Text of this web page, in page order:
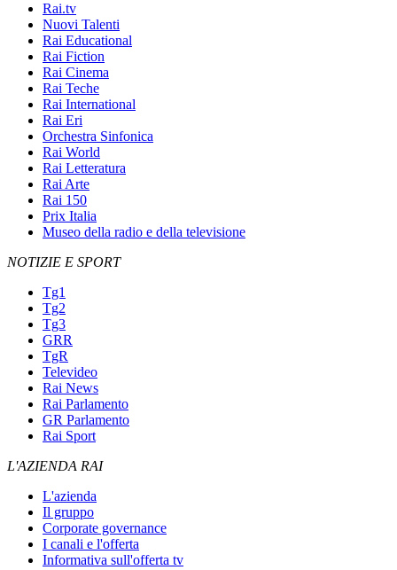
Rai.tv
Nuovi Talenti
Rai Educational
Rai Fiction
Rai Cinema
Rai Teche
Rai International
Rai Eri
Orchestra Sinfonica
Rai World
Rai Letteratura
Rai Arte
Rai 150
Prix Italia
Museo della radio e della televisione
NOTIZIE E SPORT
Tg1
Tg2
Tg3
GRR
TgR
Televideo
Rai News
Rai Parlamento
GR Parlamento
Rai Sport
L'AZIENDA RAI
L'azienda
Il gruppo
Corporate governance
I canali e l'offerta
Informativa sull'offerta tv